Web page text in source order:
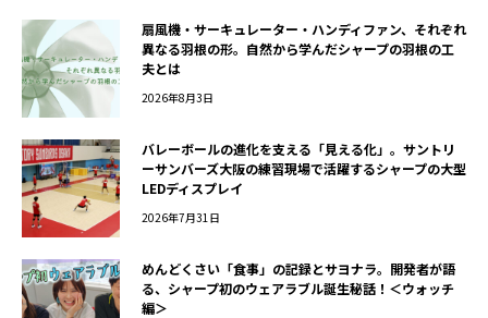
扇風機・サーキュレーター・ハンディファン、それぞれ
異なる羽根の形。自然から学んだシャープの羽根の工
夫とは
2026年8月3日
バレーボールの進化を支える「見える化」。サントリ
ーサンバーズ大阪の練習現場で活躍するシャープの大型
LEDディスプレイ
2026年7月31日
めんどくさい「食事」の記録とサヨナラ。開発者が語
る、シャープ初のウェアラブル誕生秘話！＜ウォッチ
編＞